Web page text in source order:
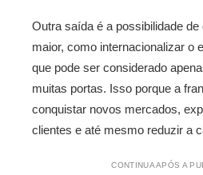
Outra saída é a possibilidade
maior, como internacionalizar o
que pode ser considerado
muitas portas. Isso porque a
conquistar novos mercados,
clientes e até mesmo reduzir a
CONTINUA APÓS A